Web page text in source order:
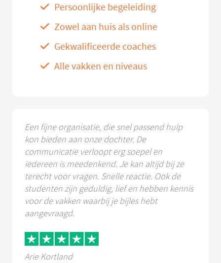
Persoonlijke begeleiding
Zowel aan huis als online
Gekwalificeerde coaches
Alle vakken en niveaus
Een fijne organisatie, die snel passend hulp
kon bieden aan onze dochter. De
communicatie verloopt erg soepel en
iedereen is meedenkend. Je kan altijd bij ze
terecht voor vragen. Snelle reactie. Ook de
studenten zijn geduldig, lief en hebben kennis
voor de vakken waarbij je bijles hebt
aangevraagd.
Arie Kortland